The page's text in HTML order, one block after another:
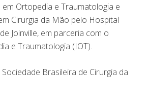
Ortopedia e Traumatologia e
Cirurgia da Mão pelo Hospital
Joinville, em parceria com o
e Traumatologia (IOT).
Brasileira de Cirurgia da